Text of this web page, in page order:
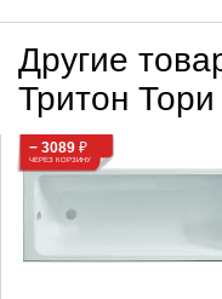
Другие
Тритон Тори
− 3089 ₽
ЧЕРЕЗ КОРЗИНУ